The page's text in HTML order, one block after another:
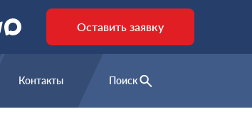
Оставить заявку
Контакты Поиск